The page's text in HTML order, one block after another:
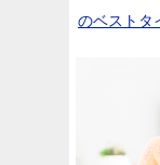
のベストタ